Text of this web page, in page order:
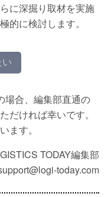
に深掘り取材を実施
的に検討します。
い
場合、編集部直通の
だければ幸いです。
ます。
TODAY編集部
today.com